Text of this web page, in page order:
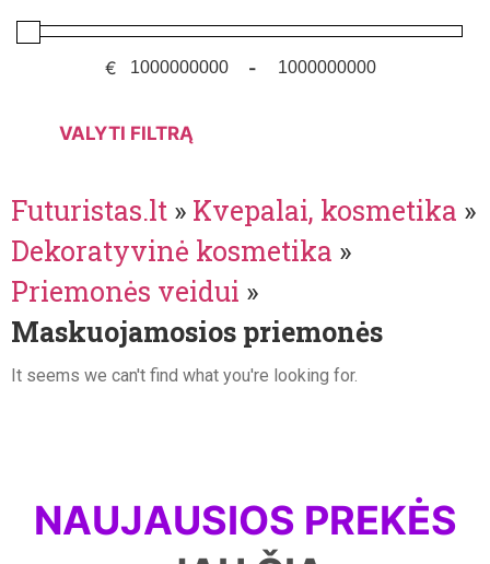
€ -
VALYTI FILTRĄ
Futuristas.lt » Kvepalai, kosmetika »
Dekoratyvinė kosmetika »
Priemonės veidui »
Maskuojamosios priemonės
It seems we can't find what you're looking for.
NAUJAUSIOS PREKĖS